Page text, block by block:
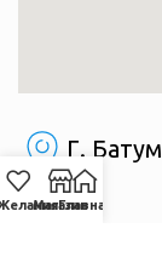
Г.
Магазин
Главная